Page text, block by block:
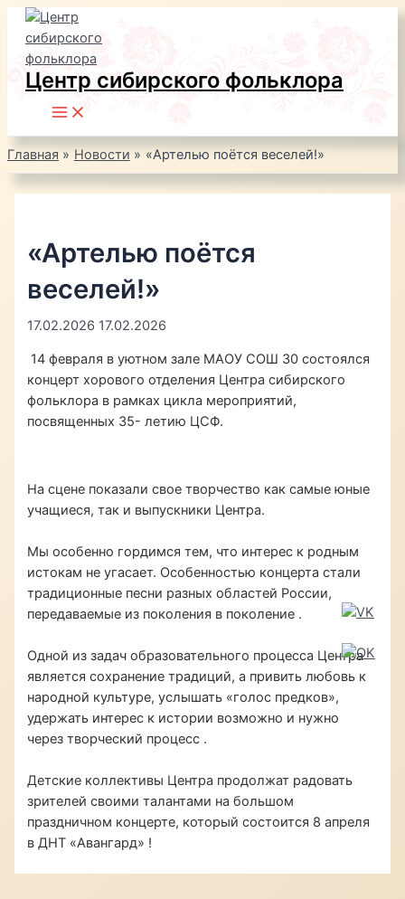
Перейти
содержимому
Центр сибирского фольклора
Main
Menu
Главная Новости «Артелью поётся веселей!»
«Артелью поётся
веселей!»
17.02.2026 17.02.2026
14 февраля в уютном зале МАОУ СОШ 30 состоялся
концерт хорового отделения Центра сибирского
фольклора в рамках цикла мероприятий,
посвященных 35- летию ЦСФ.
На сцене показали свое творчество как самые юные
учащиеся, так и выпускники Центра.
Мы особенно гордимся тем, что интерес к родным
истокам не угасает. Особенностью концерта стали
традиционные песни разных областей России,
передаваемые из поколения в поколение .
Одной из задач образовательного процесса Центра
является сохранение традиций, а привить любовь к
народной культуре, услышать «голос предков»,
удержать интерес к истории возможно и нужно
через творческий процесс .
Детские коллективы Центра продолжат радовать
зрителей своими талантами на большом
праздничном концерте, который состоится 8 апреля
в ДНТ «Авангард» !